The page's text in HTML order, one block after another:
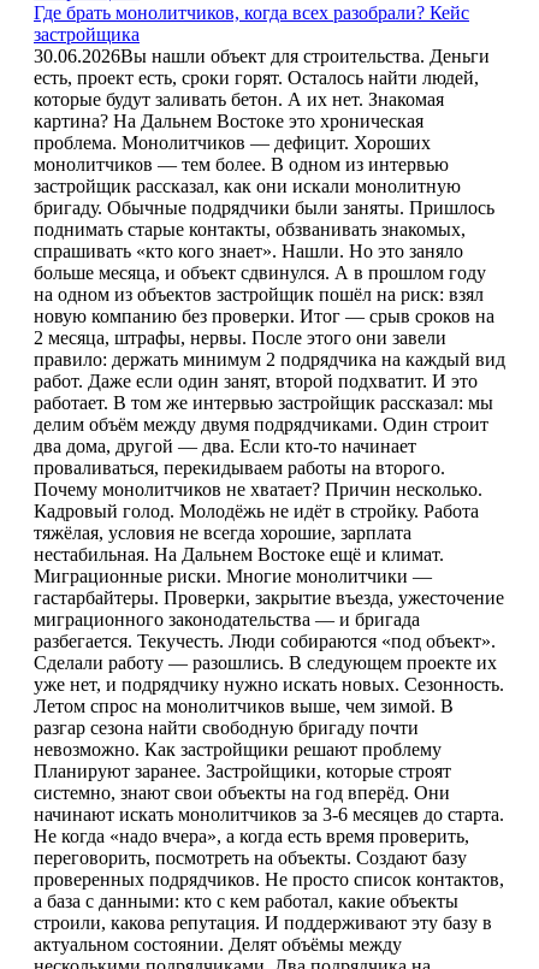
Где брать монолитчиков, когда всех разобрали? Кейс
застройщика
30.06.2026Вы нашли объект для строительства. Деньги
есть, проект есть, сроки горят. Осталось найти людей,
которые будут заливать бетон. А их нет. Знакомая
картина? На Дальнем Востоке это хроническая
проблема. Монолитчиков — дефицит. Хороших
монолитчиков — тем более. В одном из интервью
застройщик рассказал, как они искали монолитную
бригаду. Обычные подрядчики были заняты. Пришлось
поднимать старые контакты, обзванивать знакомых,
спрашивать «кто кого знает». Нашли. Но это заняло
больше месяца, и объект сдвинулся. А в прошлом году
на одном из объектов застройщик пошёл на риск: взял
новую компанию без проверки. Итог — срыв сроков на
2 месяца, штрафы, нервы. После этого они завели
правило: держать минимум 2 подрядчика на каждый вид
работ. Даже если один занят, второй подхватит. И это
работает. В том же интервью застройщик рассказал: мы
делим объём между двумя подрядчиками. Один строит
два дома, другой — два. Если кто-то начинает
проваливаться, перекидываем работы на второго.
Почему монолитчиков не хватает? Причин несколько.
Кадровый голод. Молодёжь не идёт в стройку. Работа
тяжёлая, условия не всегда хорошие, зарплата
нестабильная. На Дальнем Востоке ещё и климат.
Миграционные риски. Многие монолитчики —
гастарбайтеры. Проверки, закрытие въезда, ужесточение
миграционного законодательства — и бригада
разбегается. Текучесть. Люди собираются «под объект».
Сделали работу — разошлись. В следующем проекте их
уже нет, и подрядчику нужно искать новых. Сезонность.
Летом спрос на монолитчиков выше, чем зимой. В
разгар сезона найти свободную бригаду почти
невозможно. Как застройщики решают проблему
Планируют заранее. Застройщики, которые строят
системно, знают свои объекты на год вперёд. Они
начинают искать монолитчиков за 3-6 месяцев до старта.
Не когда «надо вчера», а когда есть время проверить,
переговорить, посмотреть на объекты. Создают базу
проверенных подрядчиков. Не просто список контактов,
а база с данными: кто с кем работал, какие объекты
строили, какова репутация. И поддерживают эту базу в
актуальном состоянии. Делят объёмы между